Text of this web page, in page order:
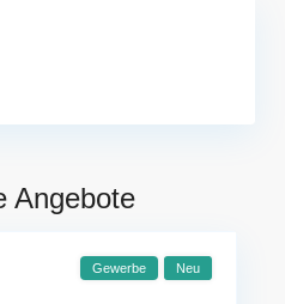
Angebote
Gewerbe Neu